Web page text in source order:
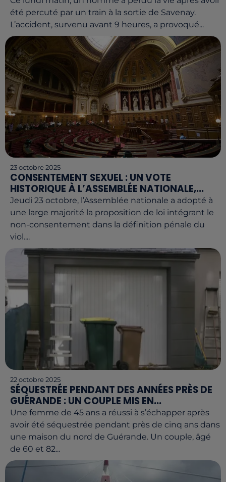
été percuté par un train à la sortie de Savenay.
L’accident, survenu avant 9 heures, a provoqué...
23 octobre 2025
CONSENTEMENT SEXUEL : UN VOTE
HISTORIQUE À L’ASSEMBLÉE NATIONALE,...
Jeudi 23 octobre, l’Assemblée nationale a adopté à
une large majorité la proposition de loi intégrant le
non-consentement dans la définition pénale du
viol....
22 octobre 2025
SÉQUESTRÉE PENDANT DES ANNÉES PRÈS DE
GUÉRANDE : UN COUPLE MIS EN...
Une femme de 45 ans a réussi à s’échapper après
avoir été séquestrée pendant près de cinq ans dans
une maison du nord de Guérande. Un couple, âgé
de 60 et 82...